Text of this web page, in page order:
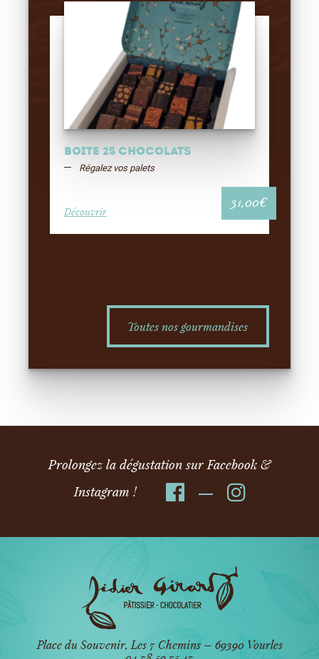
Boite 25 chocolats
Régalez vos palets
Découvrir
31,00€
Toutes nos gourmandises
Prolongez la dégustation sur Facebook &
Instagram !
Place du Souvenir, Les 7 Chemins – 69390 Vourles